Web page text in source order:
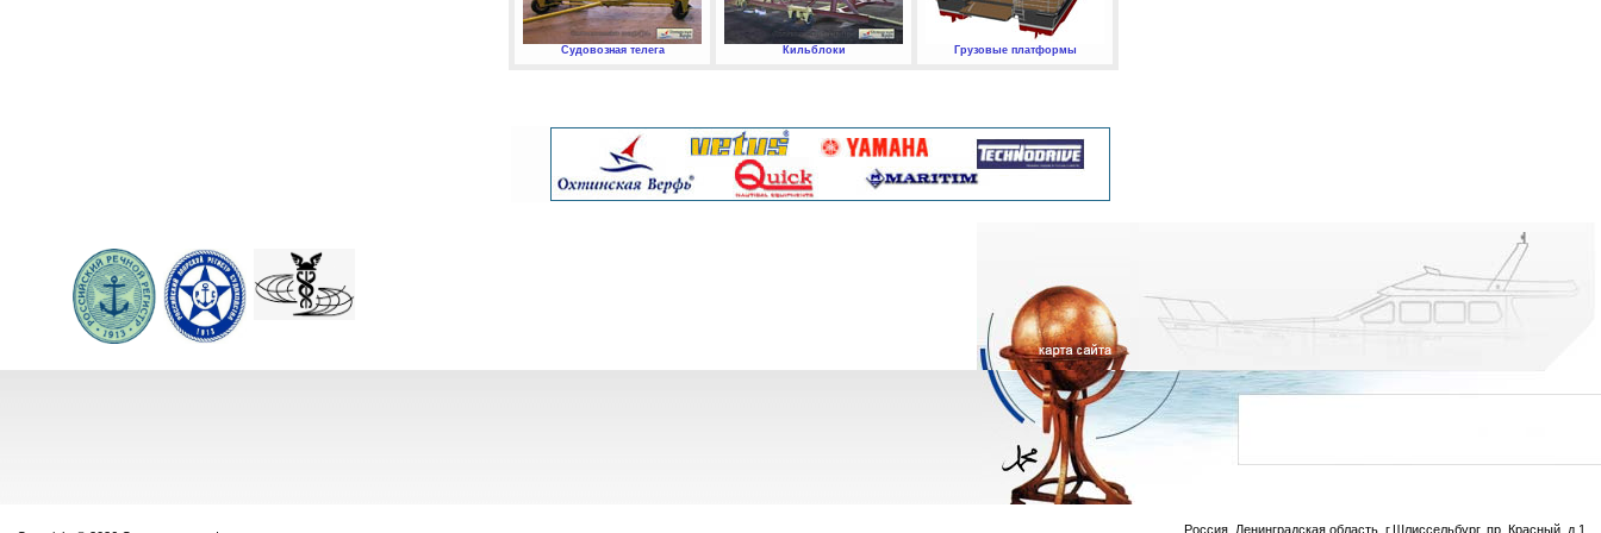
Судовозная телега Кильблоки Грузовые платформы
Россия, Ленинградская область, г.Шлиссельбург, пр. Красный, д.1